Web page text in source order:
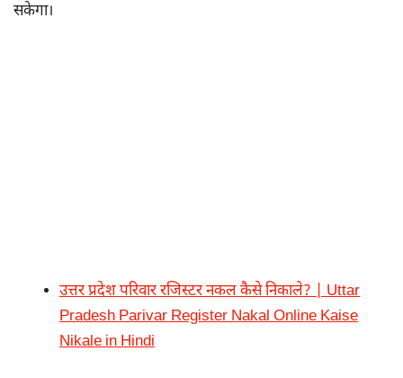
सकेगा।
उत्तर प्रदेश परिवार रजिस्टर नकल कैसे निकाले? | Uttar
Pradesh Parivar Register Nakal Online Kaise
Nikale in Hindi